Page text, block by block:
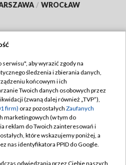
/ WROCŁAW
TVP
TVP
prywatności
zgody
Pomoc
aby wyrazić zgody na
śledzenia i zbierania danych,
końcowym i ich
Twoich danych osobowych przez
(zwaną dalej również „TVP”),
firm) oraz pozostałych Zaufanych
marketingowych (w tym do
reklam do Twoich zainteresowań i
które wskazujemy poniżej, a
nas identyfikatora PPID do Google.
odwiedzania przez Ciebie naszych